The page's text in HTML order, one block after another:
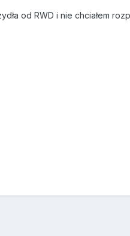
od RWD i nie chciałem